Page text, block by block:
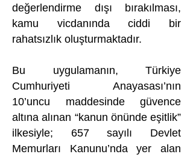
değerlendirme dışı bırakılması,
kamu vicdanında ciddi bir
rahatsızlık oluşturmaktadır.
Bu uygulamanın, Türkiye
Cumhuriyeti Anayasası’nın
10’uncu maddesinde güvence
altına alınan “kanun önünde eşitlik”
ilkesiyle; 657 sayılı Devlet
Memurları Kanunu’nda yer alan